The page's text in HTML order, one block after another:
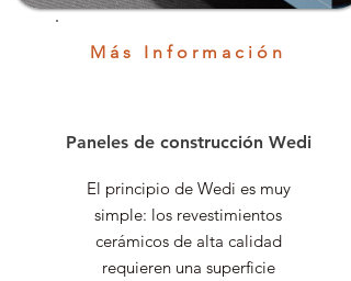
Más Información
Paneles de construcción Wedi
El principio de Wedi es muy
simple: los revestimientos
cerámicos de alta calidad
requieren una superficie